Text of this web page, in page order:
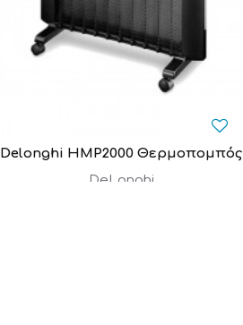
DeLonghi
Delonghi HMP2000 Θερμοπομπός